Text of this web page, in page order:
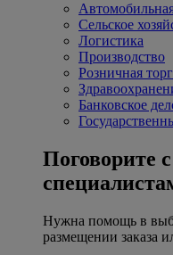
Сельское
Логистика
Производство
Розничная
Банковское
Поговорите
Нужна помощь в
размещении заказа